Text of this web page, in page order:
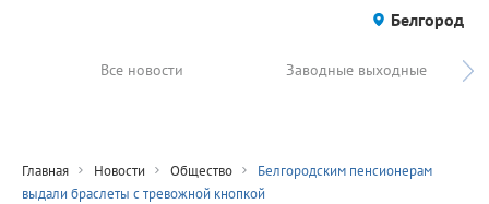
Белгород
Все новости Заводные выходные
Главная Новости Общество
Белгородским пенсионерам
выдали браслеты с тревожной кнопкой